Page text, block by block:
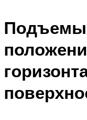
Подъемы